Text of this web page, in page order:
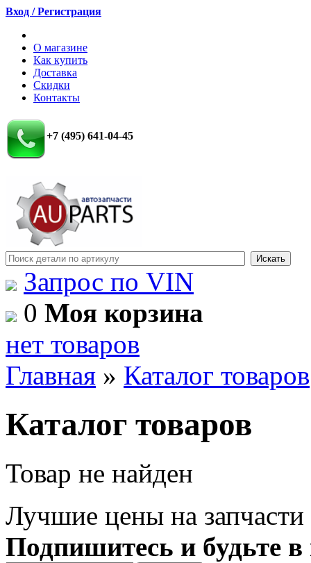
Вход / Регистрация
О магазине
Как купить
Доставка
Скидки
Контакты
+7 (495) 641-04-45
Запрос по VIN
0 Моя корзина
нет товаров
Главная » Каталог товаров
Каталог товаров
Товар не найден
Лучшие цены на запчасти
Подпишитесь и будьте в